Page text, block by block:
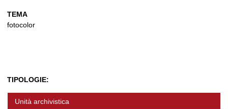
TEMA
fotocolor
TIPOLOGIE:
Unità archivistica